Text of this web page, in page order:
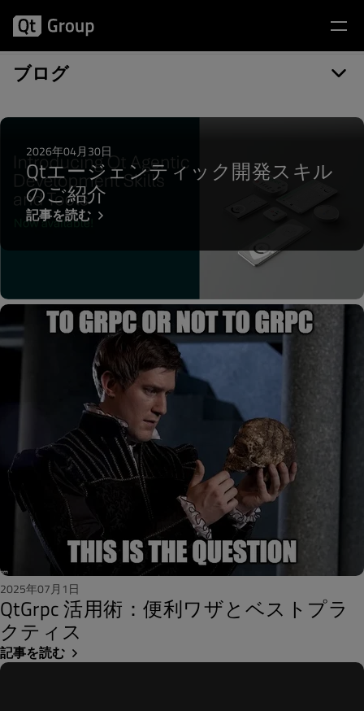
ブログ
記事カテゴリー: Network
2026年04月30日
Qtエージェンティック開発スキル
のご紹介
記事を読む
2025年07月1日
QtGrpc 活用術：便利ワザとベストプラ
クティス
記事を読む